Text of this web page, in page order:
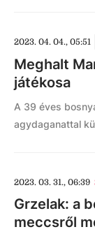
2023. 04. 04., 05:51
Meghalt
játékosa
A 39 éves
agydaganattal
2023. 03. 31., 06:39
Grzelak: a
meccsről